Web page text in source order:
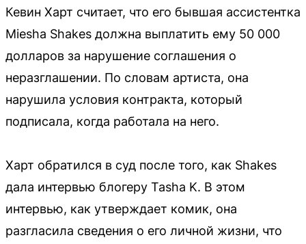
Кевин Харт считает, что его бывшая ассистентка
Miesha Shakes должна выплатить ему 50 000
долларов за нарушение соглашения о
неразглашении. По словам артиста, она
нарушила условия контракта, который
подписала, когда работала на него.
Харт обратился в суд после того, как Shakes
дала интервью блогеру Tasha K. В этом
интервью, как утверждает комик, она
разгласила сведения о его личной жизни, что